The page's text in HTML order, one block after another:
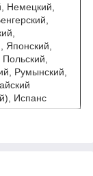
Немецкий,
Японский,
Румынский,
Испанс